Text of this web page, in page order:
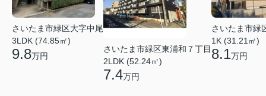
さいたま市緑区大字中尾
3LDK (74.85㎡)
9.8万円
さいたま市緑区東浦和７丁目
2LDK (52.24㎡)
7.4万円
さいたま市緑
1K (31.21㎡)
8.1万円